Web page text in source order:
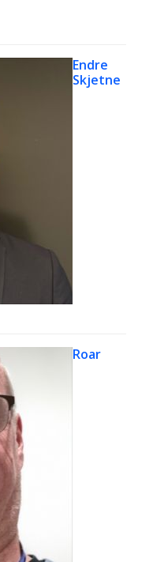
Endre
Skjetne
Roar